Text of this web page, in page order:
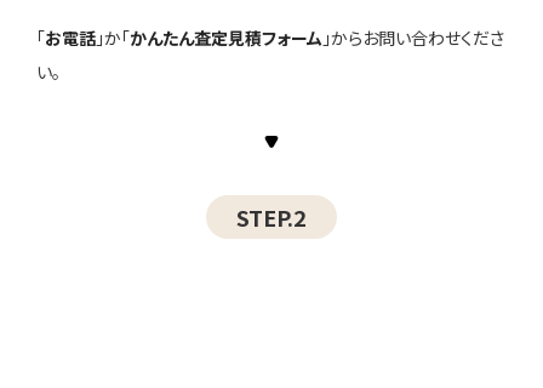
「お電話 」か「かんたん査定見積フォーム 」からお問い合わせくださ
い。
STEP.2